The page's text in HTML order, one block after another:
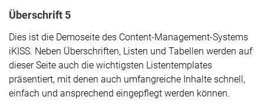
Überschrift 5
Dies ist die Demoseite des Content-Management-Systems
iKISS. Neben Überschriften, Listen und Tabellen werden auf
dieser Seite auch die wichtigsten Listentemplates
präsentiert, mit denen auch umfangreiche Inhalte schnell,
einfach und ansprechend eingepflegt werden können.